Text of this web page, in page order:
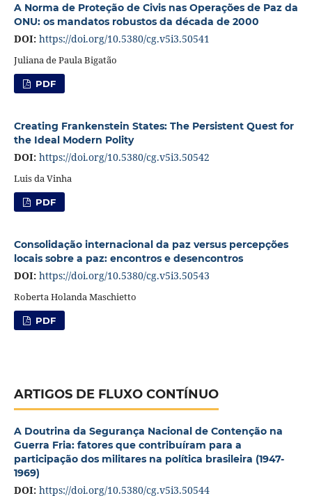
A Norma de Proteção de Civis nas Operações de Paz da
ONU: os mandatos robustos da década de 2000
DOI: https://doi.org/10.5380/cg.v5i3.50541
Juliana de Paula Bigatão
PDF
Creating Frankenstein States: The Persistent Quest for
the Ideal Modern Polity
DOI: https://doi.org/10.5380/cg.v5i3.50542
Luis da Vinha
PDF
Consolidação internacional da paz versus percepções
locais sobre a paz: encontros e desencontros
DOI: https://doi.org/10.5380/cg.v5i3.50543
Roberta Holanda Maschietto
PDF
ARTIGOS DE FLUXO CONTÍNUO
A Doutrina da Segurança Nacional de Contenção na
Guerra Fria: fatores que contribuíram para a
participação dos militares na política brasileira (1947-
1969)
DOI: https://doi.org/10.5380/cg.v5i3.50544